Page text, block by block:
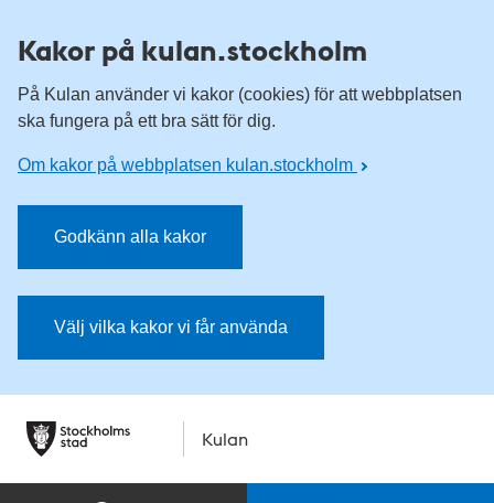
Kakor på kulan.stockholm
På Kulan använder vi kakor (cookies) för att webbplatsen
ska fungera på ett bra sätt för dig.
Om kakor på webbplatsen kulan.stockholm
Godkänn alla kakor
Välj vilka kakor vi får använda
Kulan